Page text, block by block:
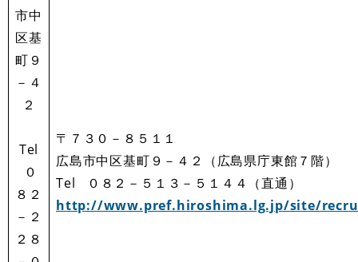
市中
区基
町９
－４
２
Tel
０
８２
－２
２８
〒７３０－８５１１
広島市中区基町９－４２（広島県庁東館７階）
Tel ０８２－５１３－５１４４（直通）
http://www.pref.hiroshima.lg.jp/site/